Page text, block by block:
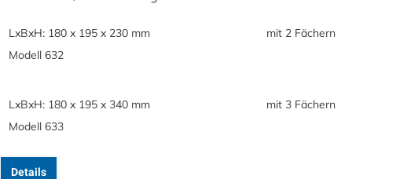
LxBxH: 180 x 195 x 230 mm
mit 2 Fächern
Modell 632
LxBxH: 180 x 195 x 340 mm
mit 3 Fächern
Modell 633
Details